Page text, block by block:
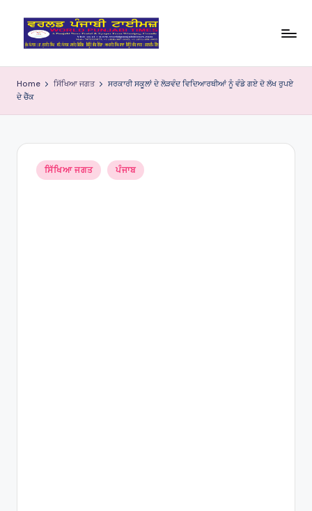
o
rl
Home ਸਿੱਖਿਆ ਜਗਤ
ਸਰਕਾਰੀ ਸਕੂਲਾਂ ਦੇ ਲੋੜਵੰਦ ਵਿਦਿਆਰਥੀਆਂ ਨੂੰ ਵੰਡੇ ਗਏ ਦੋ ਲੱਖ ਰੁਪਏ
ਦੇ ਚੈੱਕ
Posted
in
ਸਿੱਖਿਆ ਜਗਤ ਪੰਜਾਬ